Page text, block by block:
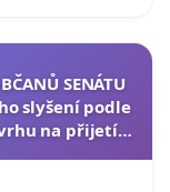
SENÁTU
slyšení podle
na přijetí